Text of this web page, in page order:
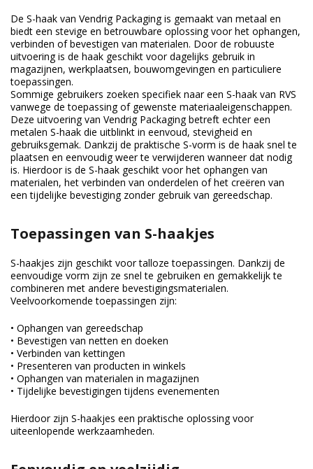
De S-haak van Vendrig Packaging is gemaakt van metaal en
biedt een stevige en betrouwbare oplossing voor het ophangen,
verbinden of bevestigen van materialen. Door de robuuste
uitvoering is de haak geschikt voor dagelijks gebruik in
magazijnen, werkplaatsen, bouwomgevingen en particuliere
toepassingen.
Sommige gebruikers zoeken specifiek naar een S-haak van RVS
vanwege de toepassing of gewenste materiaaleigenschappen.
Deze uitvoering van Vendrig Packaging betreft echter een
metalen S-haak die uitblinkt in eenvoud, stevigheid en
gebruiksgemak. Dankzij de praktische S-vorm is de haak snel te
plaatsen en eenvoudig weer te verwijderen wanneer dat nodig
is. Hierdoor is de S-haak geschikt voor het ophangen van
materialen, het verbinden van onderdelen of het creëren van
een tijdelijke bevestiging zonder gebruik van gereedschap.
Toepassingen van S-haakjes
S-haakjes zijn geschikt voor talloze toepassingen. Dankzij de
eenvoudige vorm zijn ze snel te gebruiken en gemakkelijk te
combineren met andere bevestigingsmaterialen.
Veelvoorkomende toepassingen zijn:
• Ophangen van gereedschap
• Bevestigen van netten en doeken
• Verbinden van kettingen
• Presenteren van producten in winkels
• Ophangen van materialen in magazijnen
• Tijdelijke bevestigingen tijdens evenementen
Hierdoor zijn S-haakjes een praktische oplossing voor
uiteenlopende werkzaamheden.